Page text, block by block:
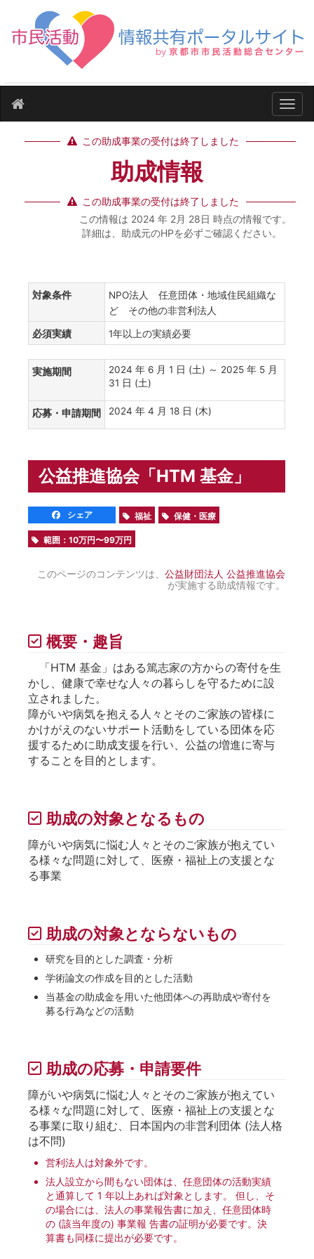
ナビ
この助成事業の受付は終了しました
助成情報
この助成事業の受付は終了しました
この情報は 2024 年 2月 28日 時点の情報です。
詳細は、助成元のHPを必ずご確認ください。
対象条件
NPO法人 任意団体・地域住民組織な
ど その他の非営利法人
必須実績 1年以上の実績必要
実施期間
2024 年 6 月 1 日 (土) ～ 2025 年 5 月
31 日 (土)
応募・申請期間 2024 年 4 月 18 日 (木)
公益推進協会「HTM 基金」
シェア 福祉 保健・医療
範囲：10万円〜99万円
このページのコンテンツは、公益財団法人 公益推進協会
が実施する助成情報です。
概要・趣旨
「HTM 基金」はある篤志家の方からの寄付を生
かし、健康で幸せな人々の暮らしを守るために設
立されました。
障がいや病気を抱える人々とそのご家族の皆様に
かけがえのないサポート活動をしている団体を応
援するために助成支援を行い、公益の増進に寄与
することを目的とします。
助成の対象となるもの
障がいや病気に悩む人々とそのご家族が抱えてい
る様々な問題に対して、医療・福祉上の支援とな
る事業
助成の対象とならないもの
研究を目的とした調査・分析
学術論⽂の作成を⽬的とした活動
当基⾦の助成⾦を⽤いた他団体への再助成や寄付を
募る⾏為などの活動
助成の応募・申請要件
障がいや病気に悩む⼈々とそのご家族が抱えてい
る様々な問題に対して、医療・福祉上の支援とな
る事業に取り組む、日本国内の非営利団体 (法人格
は不問)
営利法人は対象外です。
法人設立から間もない団体は、任意団体の活動実績
と通算して 1 年以上あれば対象とします。 但し、そ
の場合には、法⼈の事業報告書に加え、任意団体時
の (該当年度の) 事業報 告書の証明が必要です。決
算書も同様に提出が必要です。